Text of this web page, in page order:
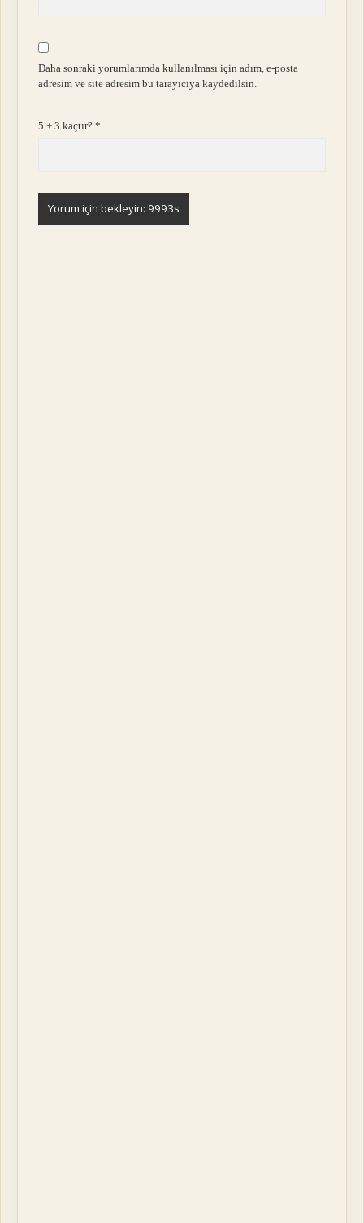
Daha sonraki yorumlarımda kullanılması için adım, e-posta
adresim ve site adresim bu tarayıcıya kaydedilsin.
5 + 3 kaçtır?*